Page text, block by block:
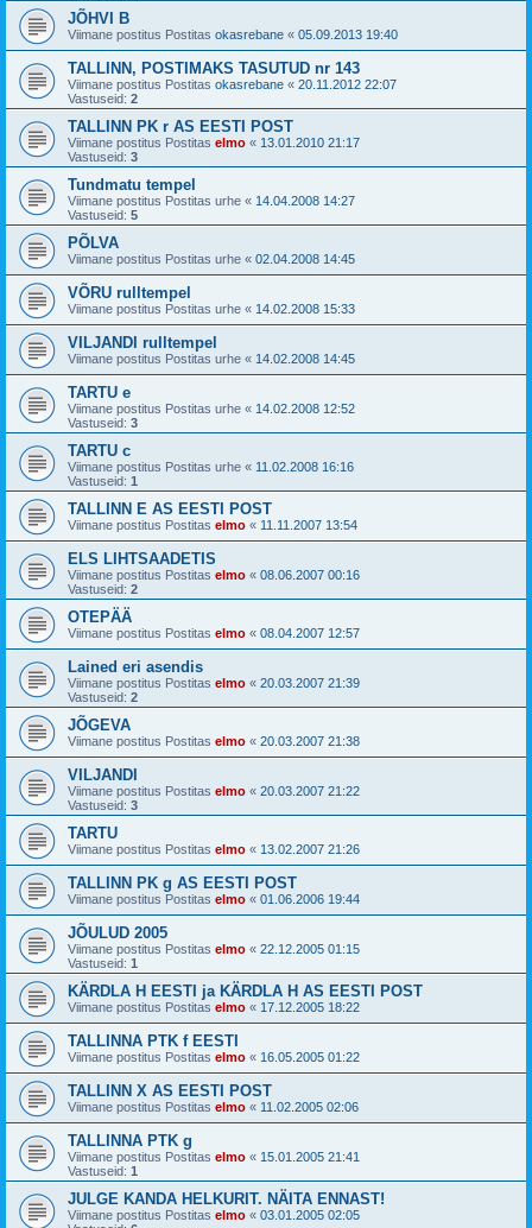
JÕHVI B
Viimane postitus Postitas okasrebane « 05.09.2013 19:40
TALLINN, POSTIMAKS TASUTUD nr 143
Viimane postitus Postitas okasrebane « 20.11.2012 22:07
Vastuseid: 2
TALLINN PK r AS EESTI POST
Viimane postitus Postitas elmo « 13.01.2010 21:17
Vastuseid: 3
Tundmatu tempel
Viimane postitus Postitas urhe « 14.04.2008 14:27
Vastuseid: 5
PÕLVA
Viimane postitus Postitas urhe « 02.04.2008 14:45
VÕRU rulltempel
Viimane postitus Postitas urhe « 14.02.2008 15:33
VILJANDI rulltempel
Viimane postitus Postitas urhe « 14.02.2008 14:45
TARTU e
Viimane postitus Postitas urhe « 14.02.2008 12:52
Vastuseid: 3
TARTU c
Viimane postitus Postitas urhe « 11.02.2008 16:16
Vastuseid: 1
TALLINN E AS EESTI POST
Viimane postitus Postitas elmo « 11.11.2007 13:54
ELS LIHTSAADETIS
Viimane postitus Postitas elmo « 08.06.2007 00:16
Vastuseid: 2
OTEPÄÄ
Viimane postitus Postitas elmo « 08.04.2007 12:57
Lained eri asendis
Viimane postitus Postitas elmo « 20.03.2007 21:39
Vastuseid: 2
JÕGEVA
Viimane postitus Postitas elmo « 20.03.2007 21:38
VILJANDI
Viimane postitus Postitas elmo « 20.03.2007 21:22
Vastuseid: 3
TARTU
Viimane postitus Postitas elmo « 13.02.2007 21:26
TALLINN PK g AS EESTI POST
Viimane postitus Postitas elmo « 01.06.2006 19:44
JÕULUD 2005
Viimane postitus Postitas elmo « 22.12.2005 01:15
Vastuseid: 1
KÄRDLA H EESTI ja KÄRDLA H AS EESTI POST
Viimane postitus Postitas elmo « 17.12.2005 18:22
TALLINNA PTK f EESTI
Viimane postitus Postitas elmo « 16.05.2005 01:22
TALLINN X AS EESTI POST
Viimane postitus Postitas elmo « 11.02.2005 02:06
TALLINNA PTK g
Viimane postitus Postitas elmo « 15.01.2005 21:41
Vastuseid: 1
JULGE KANDA HELKURIT. NÄITA ENNAST!
Viimane postitus Postitas elmo « 03.01.2005 02:05